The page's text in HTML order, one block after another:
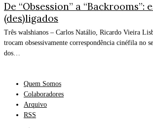
De “Obsession” a “Backrooms”:
(des)ligados
Três walshianos – Carlos Natálio, Ricardo Vieira
trocam obsessivamente correspondência cinéfila no
dos…
Quem Somos
Colaboradores
Arquivo
RSS